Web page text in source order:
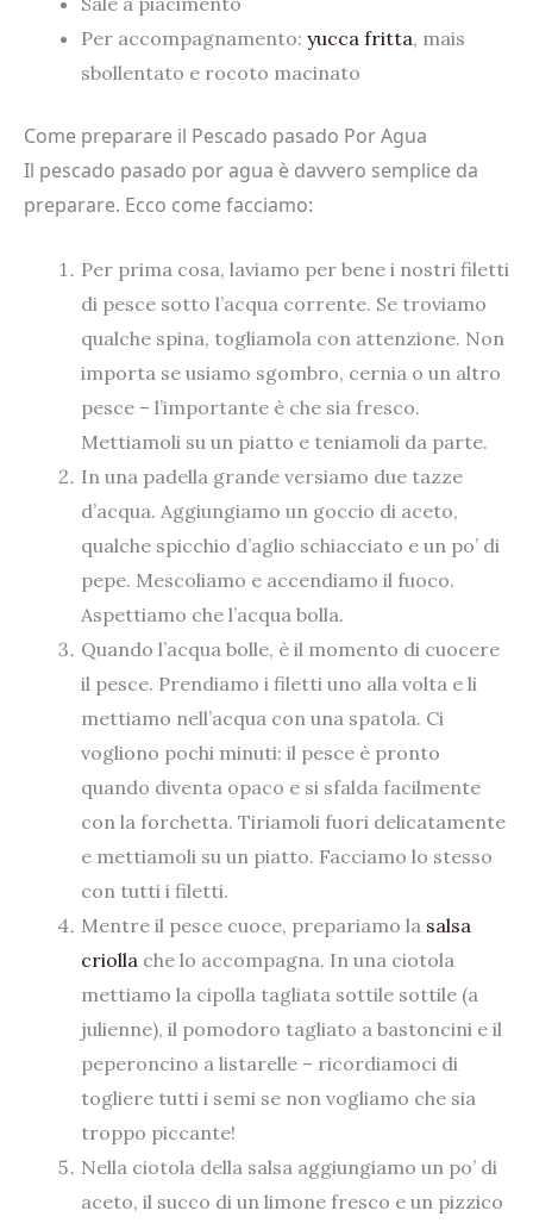
Per accompagnamento: yucca fritta, mais
sbollentato e rocoto macinato
Come preparare il Pescado pasado Por Agua
Il pescado pasado por agua è davvero semplice da
preparare. Ecco come facciamo:
Per prima cosa, laviamo per bene i nostri filetti
di pesce sotto l’acqua corrente. Se troviamo
qualche spina, togliamola con attenzione. Non
importa se usiamo sgombro, cernia o un altro
pesce – l’importante è che sia fresco.
Mettiamoli su un piatto e teniamoli da parte.
In una padella grande versiamo due tazze
d’acqua. Aggiungiamo un goccio di aceto,
qualche spicchio d’aglio schiacciato e un po’ di
pepe. Mescoliamo e accendiamo il fuoco.
Aspettiamo che l’acqua bolla.
Quando l’acqua bolle, è il momento di cuocere
il pesce. Prendiamo i filetti uno alla volta e li
mettiamo nell’acqua con una spatola. Ci
vogliono pochi minuti: il pesce è pronto
quando diventa opaco e si sfalda facilmente
con la forchetta. Tiriamoli fuori delicatamente
e mettiamoli su un piatto. Facciamo lo stesso
con tutti i filetti.
Mentre il pesce cuoce, prepariamo la salsa
criolla che lo accompagna. In una ciotola
mettiamo la cipolla tagliata sottile sottile (a
julienne), il pomodoro tagliato a bastoncini e il
peperoncino a listarelle – ricordiamoci di
togliere tutti i semi se non vogliamo che sia
troppo piccante!
Nella ciotola della salsa aggiungiamo un po’ di
aceto, il succo di un limone fresco e un pizzico